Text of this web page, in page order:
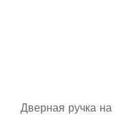
Дверная ручка на